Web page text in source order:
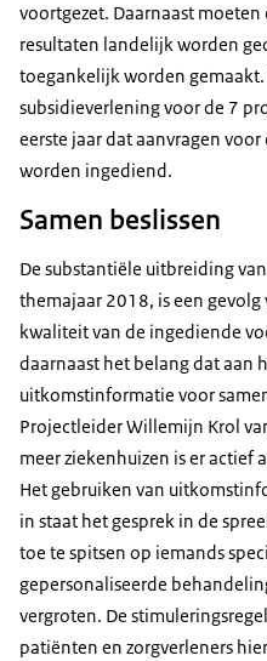
voortgezet. Daarnaast
resultaten landelijk worden
toegankelijk worden
subsidieverlening voor de 7
eerste jaar dat aanvragen
worden ingediend.
Samen beslissen
De substantiële uitbreiding
themajaar 2018, is een
kwaliteit van de ingediende
daarnaast het belang dat aan
uitkomstinformatie voor
Projectleider Willemijn Krol
meer ziekenhuizen is er actief
Het gebruiken van
in staat het gesprek in de
toe te spitsen op iemands
gepersonaliseerde
vergroten. De
patiënten en zorgverleners